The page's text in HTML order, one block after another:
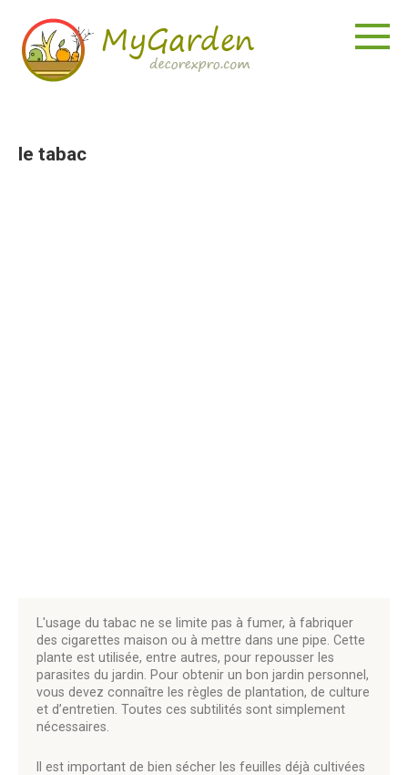
contenu
le tabac
L'usage du tabac ne se limite pas à fumer, à fabriquer
des cigarettes maison ou à mettre dans une pipe. Cette
plante est utilisée, entre autres, pour repousser les
parasites du jardin. Pour obtenir un bon jardin personnel,
vous devez connaître les règles de plantation, de culture
et d’entretien. Toutes ces subtilités sont simplement
nécessaires.
Il est important de bien sécher les feuilles déjà cultivées